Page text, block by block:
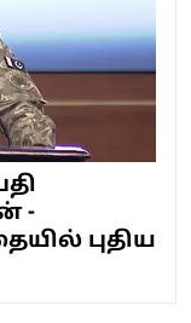
-
புதிய